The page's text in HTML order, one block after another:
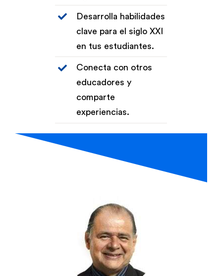
UCENFOTEC
Desarrolla habilidades
clave para el siglo XXI
en tus estudiantes.
Conecta con otros
educadores y
comparte
experiencias.